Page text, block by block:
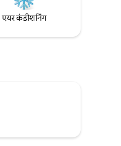
एयर कंडीशनिंग